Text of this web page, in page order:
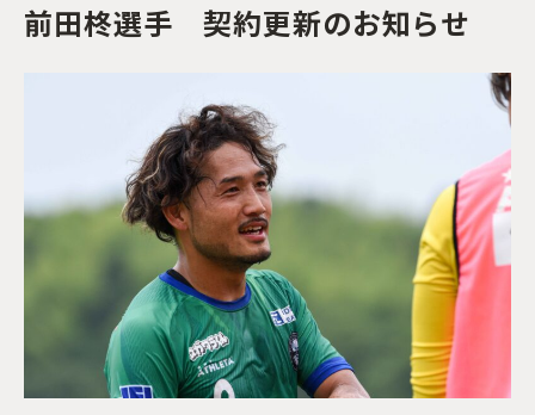
前田柊選手 契約更新のお知らせ